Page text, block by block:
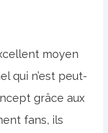
moyen
qui n’est peut-
grâce aux
fans, ils